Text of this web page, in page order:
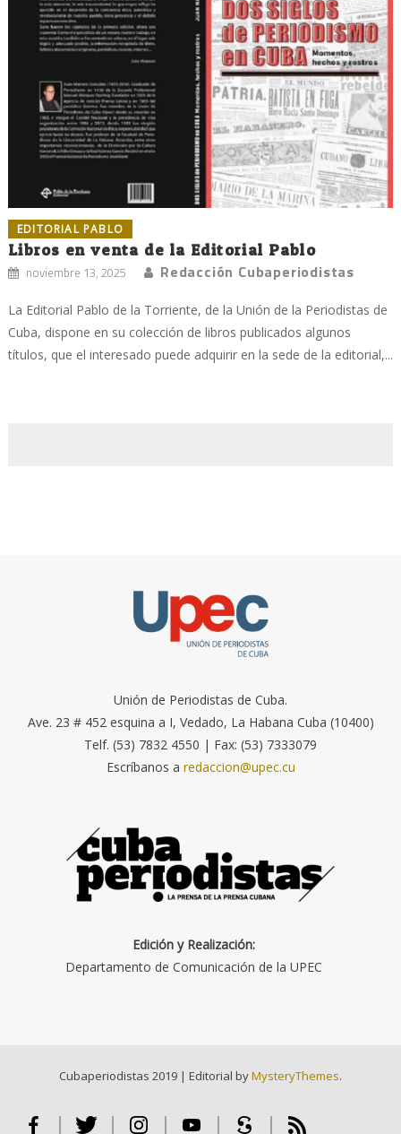
EDITORIAL PABLO
Libros en venta de la Editorial Pablo
noviembre 13, 2025 Redacción Cubaperiodistas
La Editorial Pablo de la Torriente, de la Unión de la Periodistas de
Cuba, dispone en su colección de libros publicados algunos
títulos, que el interesado puede adquirir en la sede de la editorial,...
Unión de Periodistas de Cuba.
Ave. 23 # 452 esquina a I, Vedado, La Habana Cuba (10400)
Telf. (53) 7832 4550 | Fax: (53) 7333079
Escríbanos a redaccion@upec.cu
Edición y Realización:
Departamento de Comunicación de la UPEC
Cubaperiodistas 2019 | Editorial byMysteryThemes.